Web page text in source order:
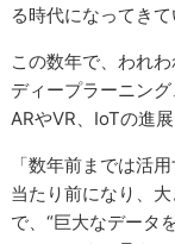
る時代になってき
この数年で、われ
ディープラーニン
ARやVR、IoTの進
「数年前までは活
当たり前になり、
で、“巨大なデータ